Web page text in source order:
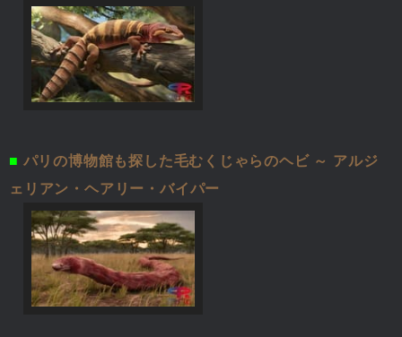
■ パリの博物館も探した毛むくじゃらのヘビ ～ アルジ
ェリアン・ヘアリー・バイパー